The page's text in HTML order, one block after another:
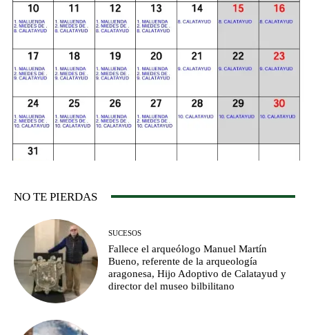
NO TE PIERDAS
SUCESOS
Fallece el arqueólogo Manuel Martín
Bueno, referente de la arqueología
aragonesa, Hijo Adoptivo de Calatayud y
director del museo bilbilitano